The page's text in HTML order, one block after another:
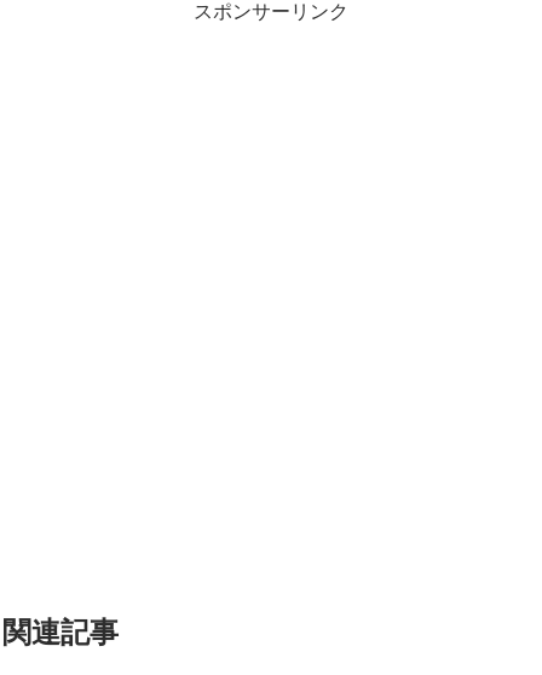
スポンサーリンク
関連記事